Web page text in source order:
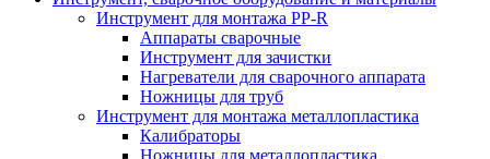
Инструмент для монтажа PP-R
Аппараты сварочные
Инструмент для зачистки
Нагреватели для сварочного аппарата
Ножницы для труб
Инструмент для монтажа металлопластика
Калибраторы
Ножницы для металлопластика